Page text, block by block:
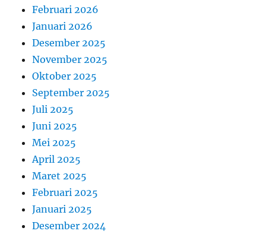
Februari 2026
Januari 2026
Desember 2025
November 2025
Oktober 2025
September 2025
Juli 2025
Juni 2025
Mei 2025
April 2025
Maret 2025
Februari 2025
Januari 2025
Desember 2024